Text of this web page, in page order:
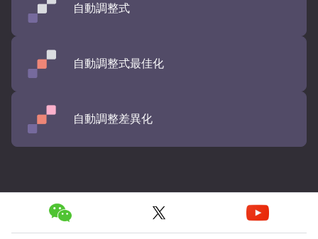
自動調整式
自動調整式最佳化
自動調整差異化